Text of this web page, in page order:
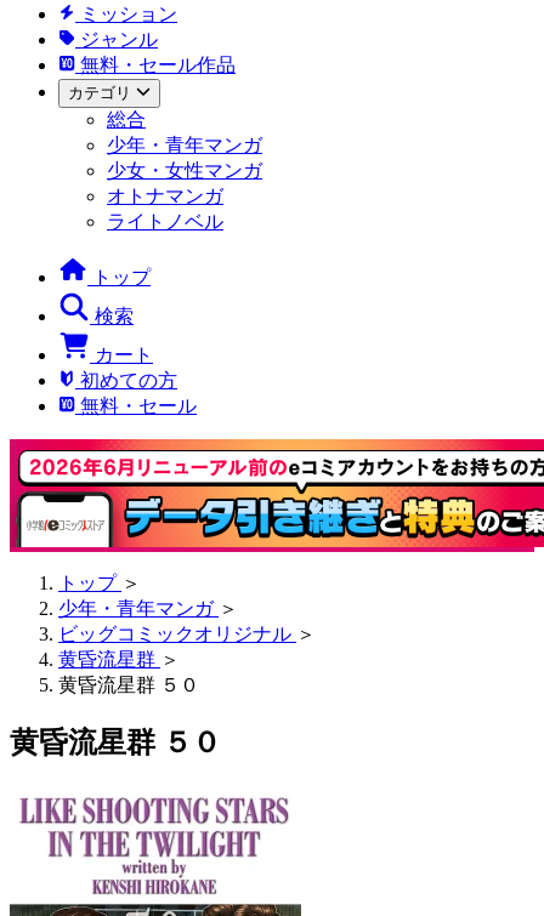
ミッション
ジャンル
無料・セール作品
カテゴリ
総合
少年・青年マンガ
少女・女性マンガ
オトナマンガ
ライトノベル
トップ
検索
カート
初めての方
無料・セール
トップ ＞
少年・青年マンガ ＞
ビッグコミックオリジナル ＞
黄昏流星群 ＞
黄昏流星群 ５０
黄昏流星群 ５０